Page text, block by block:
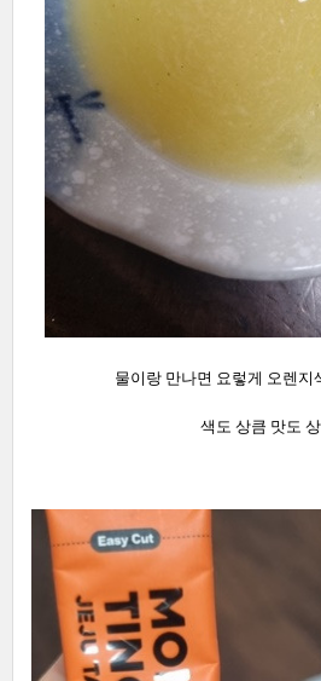
물이랑 만나면 요렇게 오렌지
색도 상큼 맛도